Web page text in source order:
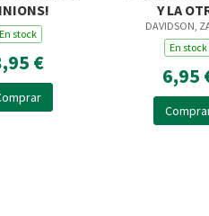
En stock
€
Y LA
LIBRO 7
DAVIDSON,
En stock
6,95